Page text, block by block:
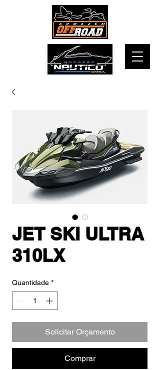
JET SKI ULTRA
310LX
Quantidade *
Solicitar Orçamento
Comprar